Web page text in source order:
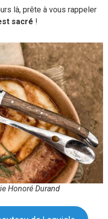
là, prête à vous rappeler
sacré !
Honoré Durand